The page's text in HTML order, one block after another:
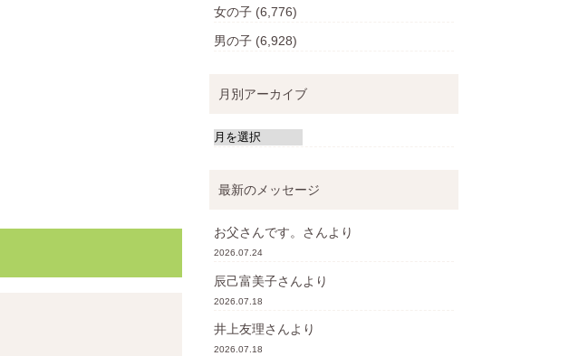
女の子 (6,776)
男の子 (6,928)
月別アーカイブ
最新のメッセージ
お父さんです。 さんより
2026.07.24
辰己富美子さんより
2026.07.18
井上友理さんより
2026.07.18